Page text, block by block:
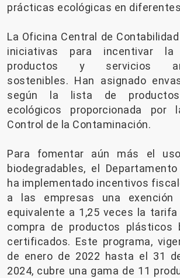
prácticas ecológicas en
La Oficina Central de
iniciativas para incentivar la
productos y servicios
sostenibles. Han asignado
según la lista de
ecológicos proporcionada por
Control de la Contaminación.
Para fomentar aún más el
biodegradables, el
ha implementado incentivos
a las empresas una exención
equivalente a 1,25 veces la
compra de productos plásticos
certificados. Este programa,
de enero de 2022 hasta el 31
2024, cubre una gama de 11